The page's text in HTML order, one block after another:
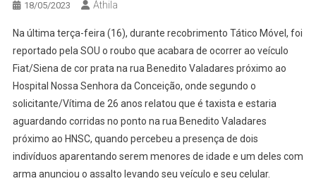
18/05/2023 Áthila
Na última terça-feira (16), durante recobrimento Tático Móvel, foi
reportado pela SOU o roubo que acabara de ocorrer ao veículo
Fiat/Siena de cor prata na rua Benedito Valadares próximo ao
Hospital Nossa Senhora da Conceição, onde segundo o
solicitante/Vítima de 26 anos relatou que é taxista e estaria
aguardando corridas no ponto na rua Benedito Valadares
próximo ao HNSC, quando percebeu a presença de dois
indivíduos aparentando serem menores de idade e um deles com
arma anunciou o assalto levando seu veículo e seu celular.